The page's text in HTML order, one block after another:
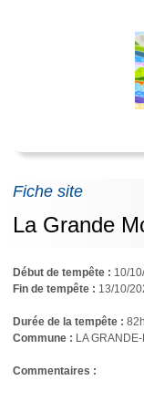
Fiche site
La Grande
Début de tempête : 10/
Fin de tempête : 13/10/
Durée de la tempête :
Commune :
LA
Commentaires :